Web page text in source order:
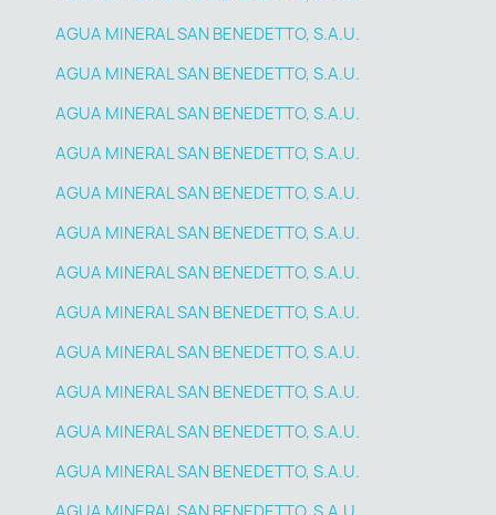
AGUA MINERAL SAN BENEDETTO, S.A.U.
AGUA MINERAL SAN BENEDETTO, S.A.U.
AGUA MINERAL SAN BENEDETTO, S.A.U.
AGUA MINERAL SAN BENEDETTO, S.A.U.
AGUA MINERAL SAN BENEDETTO, S.A.U.
AGUA MINERAL SAN BENEDETTO, S.A.U.
AGUA MINERAL SAN BENEDETTO, S.A.U.
AGUA MINERAL SAN BENEDETTO, S.A.U.
AGUA MINERAL SAN BENEDETTO, S.A.U.
AGUA MINERAL SAN BENEDETTO, S.A.U.
AGUA MINERAL SAN BENEDETTO, S.A.U.
AGUA MINERAL SAN BENEDETTO, S.A.U.